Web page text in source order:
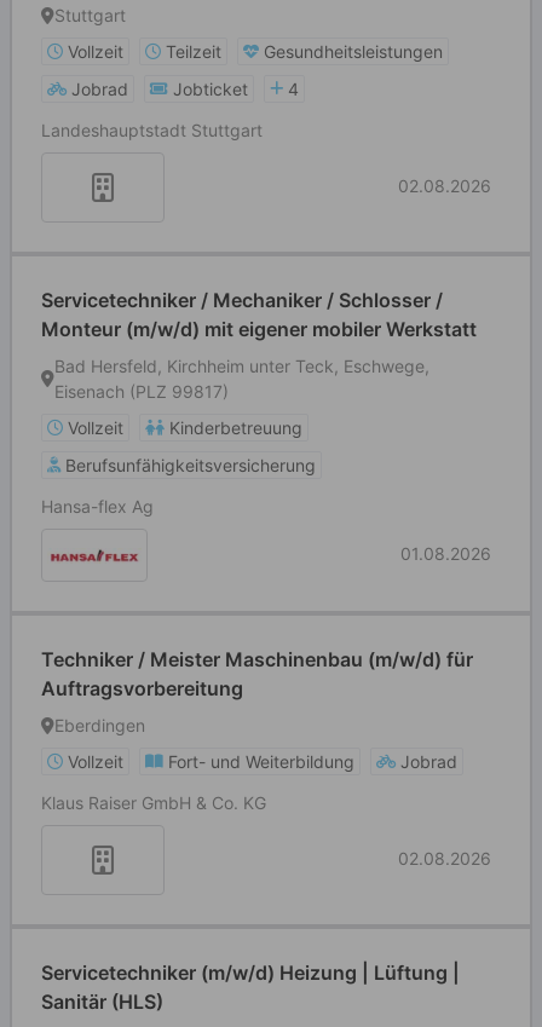
Stuttgart
Vollzeit
Teilzeit
Gesundheitsleistungen
Jobrad
Jobticket
4
Landeshauptstadt Stuttgart
02.08.2026
Servicetechniker / Mechaniker / Schlosser /
Monteur (m/w/d) mit eigener mobiler Werkstatt
Bad Hersfeld, Kirchheim unter Teck, Eschwege,
Eisenach (PLZ 99817)
Vollzeit
Kinderbetreuung
Berufsunfähigkeitsversicherung
Hansa-flex Ag
01.08.2026
Techniker / Meister Maschinenbau (m/w/d) für
Auftragsvorbereitung
Eberdingen
Vollzeit
Fort- und Weiterbildung
Jobrad
Klaus Raiser GmbH & Co. KG
02.08.2026
Servicetechniker (m/w/d) Heizung | Lüftung |
Sanitär (HLS)